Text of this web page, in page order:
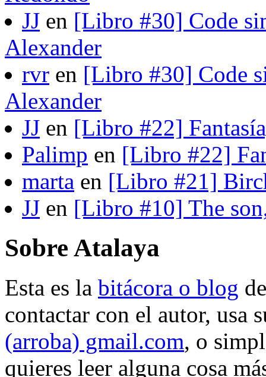
JJ en [Libro #30] Code
Alexander
rvr en [Libro #30] Code
Alexander
JJ en [Libro #22]
Palimp en [Libro #22]
marta en [Libro #21]
JJ en [Libro #10] The
Sobre Atalaya
Esta es la bitácora o blog
contactar con el autor, usa
(arroba) gmail.com, o
quieres leer alguna cosa